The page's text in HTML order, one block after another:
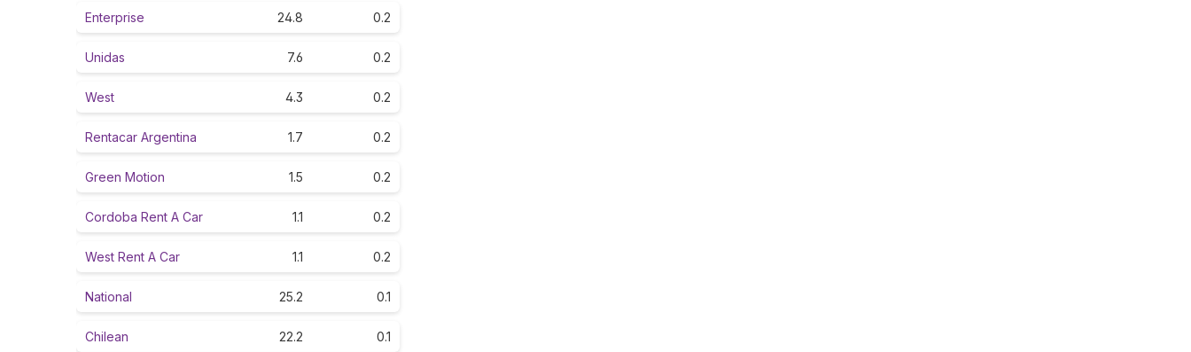
Enterprise 24.8 0.2
Unidas 7.6 0.2
West 4.3 0.2
Rentacar Argentina 1.7 0.2
Green Motion 1.5 0.2
Cordoba Rent A Car 1.1 0.2
West Rent A Car 1.1 0.2
National 25.2 0.1
Chilean 22.2 0.1